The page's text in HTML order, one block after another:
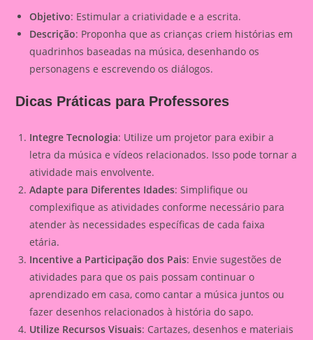
Objetivo: Estimular a criatividade e a escrita.
Descrição: Proponha que as crianças criem histórias em
quadrinhos baseadas na música, desenhando os
personagens e escrevendo os diálogos.
Dicas Práticas para Professores
Integre Tecnologia: Utilize um projetor para exibir a
letra da música e vídeos relacionados. Isso pode tornar a
atividade mais envolvente.
Adapte para Diferentes Idades: Simplifique ou
complexifique as atividades conforme necessário para
atender às necessidades específicas de cada faixa
etária.
Incentive a Participação dos Pais: Envie sugestões de
atividades para que os pais possam continuar o
aprendizado em casa, como cantar a música juntos ou
fazer desenhos relacionados à história do sapo.
Utilize Recursos Visuais: Cartazes, desenhos e materiais